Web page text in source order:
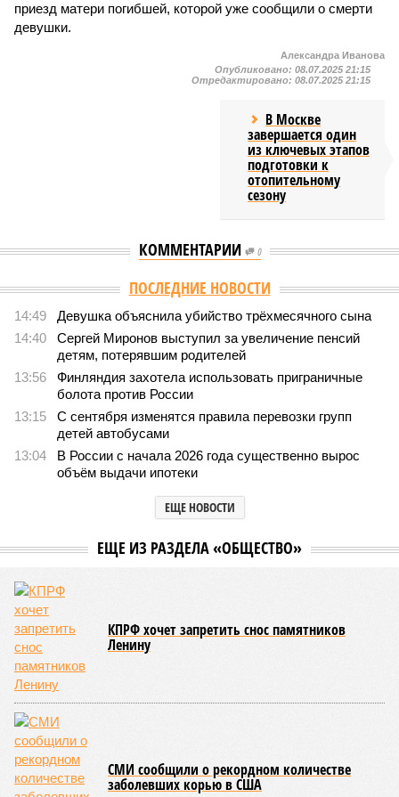
приезд матери погибшей, которой уже сообщили о смерти
девушки.
Александра Иванова
Опубликовано: 08.07.2025 21:15
Отредактировано: 08.07.2025 21:15
В Москве
завершается один
из ключевых этапов
подготовки к
отопительному
сезону
КОММЕНТАРИИ 0
ПОСЛЕДНИЕ НОВОСТИ
14:49
Девушка объяснила убийство трёхмесячного сына
14:40
Сергей Миронов выступил за увеличение пенсий
детям, потерявшим родителей
13:56
Финляндия захотела использовать приграничные
болота против России
13:15
С сентября изменятся правила перевозки групп
детей автобусами
13:04
В России с начала 2026 года существенно вырос
объём выдачи ипотеки
ЕЩЕ НОВОСТИ
ЕЩЕ ИЗ РАЗДЕЛА «ОБЩЕСТВО»
КПРФ хочет запретить снос памятников
Ленину
СМИ сообщили о рекордном количестве
заболевших корью в США